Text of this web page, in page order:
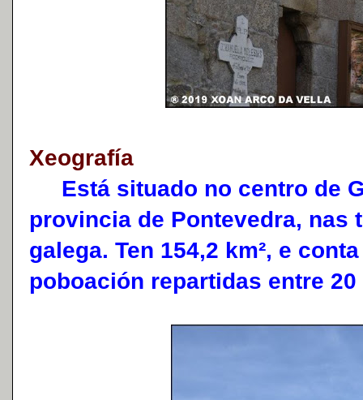
Xeografía
Está situado no centro de
provincia de Pontevedra, nas
galega. Ten 154,2 km², e
poboación repartidas entre